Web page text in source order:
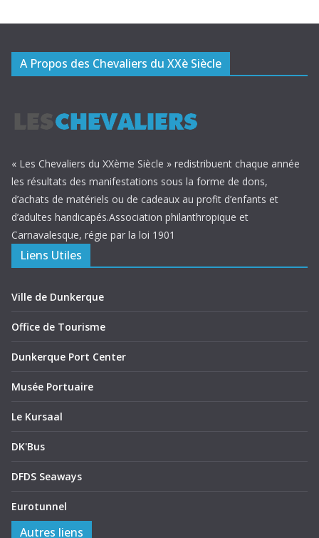
A Propos des Chevaliers du XXè Siècle
« Les Chevaliers du XXème Siècle » redistribuent chaque année
les résultats des manifestations sous la forme de dons,
d’achats de matériels ou de cadeaux au profit d’enfants et
d’adultes handicapés.Association philanthropique et
Carnavalesque, régie par la loi 1901
Liens Utiles
Ville de Dunkerque
Office de Tourisme
Dunkerque Port Center
Musée Portuaire
Le Kursaal
DK'Bus
DFDS Seaways
Eurotunnel
Autres liens